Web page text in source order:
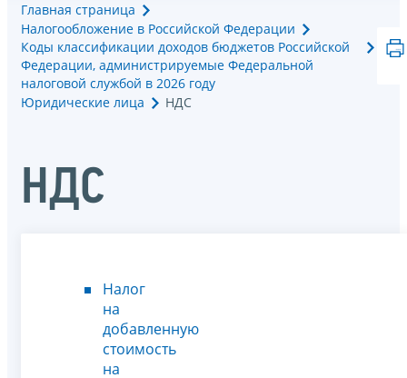
Главная страница
Налогообложение в Российской Федерации
Коды классификации доходов бюджетов Российской
Федерации, администрируемые Федеральной
налоговой службой в 2026 году
Юридические лица
НДС
НДС
Налог
на
добавленную
стоимость
на